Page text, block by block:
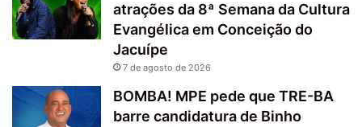
atrações da 8ª Semana da Cultura
Evangélica em Conceição do
Jacuípe
7 de agosto de 2026
BOMBA! MPE pede que TRE-BA
barre candidatura de Binho